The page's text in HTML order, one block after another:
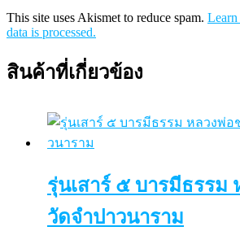
This site uses Akismet to reduce spam.
data is processed.
สินค้าที่เกี่ยวข้อง
รุ่นเสาร์ ๕ บารมีธรรม
วัดจำปาวนาราม